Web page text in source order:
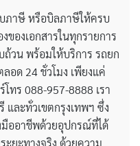
ภาษี หรือบิลภาษีให้ครบ
องเอกสารในทุกรายการ
ถ้วน พร้อมให้บริการ รถยก
อด 24 ชั่วโมง เพียงแค่
โทร 088-957-8888 เรา
และทั่วเขตกรุงเทพฯ ซึ่ง
มืออาชีพด้วยอุปกรณ์ที่ได้
ยะทางจริง ด้วยความ